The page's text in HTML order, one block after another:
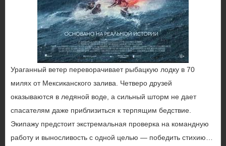
Ураганный ветер переворачивает рыбацкую лодку в 70
милях от Мексиканского залива. Четверо друзей
оказываются в ледяной воде, а сильный шторм не дает
спасателям даже приблизиться к терпящим бедствие.
Экипажу предстоит экстремальная проверка на командную
работу и выносливость с одной целью — победить стихию…